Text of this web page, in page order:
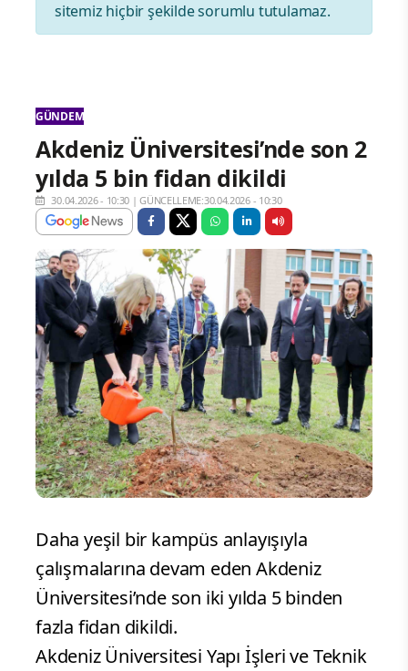
sitemiz hiçbir şekilde sorumlu tutulamaz.
GÜNDEM
Akdeniz Üniversitesi’nde son 2
yılda 5 bin fidan dikildi
30.04.2026 - 10:30 |GÜNCELLEME:30.04.2026 - 10:30
Daha yeşil bir kampüs anlayışıyla
çalışmalarına devam eden Akdeniz
Üniversitesi’nde son iki yılda 5 binden
fazla fidan dikildi.
Akdeniz Üniversitesi Yapı İşleri ve Teknik